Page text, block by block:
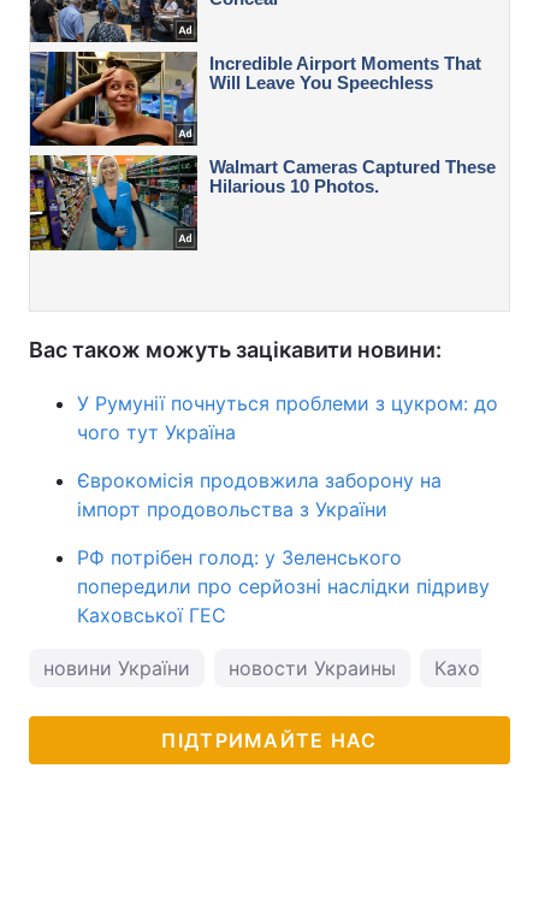
Вас також можуть зацікавити новини:
У Румунії почнуться проблеми з цукром: до
чого тут Україна
Єврокомісія продовжила заборону на
імпорт продовольства з України
РФ потрібен голод: у Зеленського
попередили про серйозні наслідки підриву
Каховської ГЕС
новини України новости Украины
ПІДТРИМАЙТЕ НАС